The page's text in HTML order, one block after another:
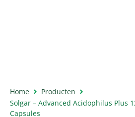
Home
Producten
Solgar – Advanced Acidophilus Plus
Capsules